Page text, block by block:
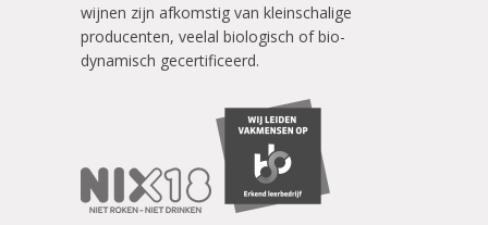
wijnen zijn afkomstig van kleinschalige
producenten, veelal biologisch of bio-
dynamisch gecertificeerd.